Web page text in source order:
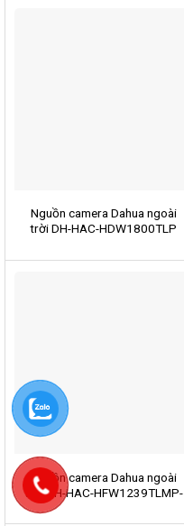
Nguồn camera Dahua ngoài
trời DH-HAC-HDW1800TLP
Nguồn camera Dahua ngoài
trời DH-HAC-HFW1239TLMP-